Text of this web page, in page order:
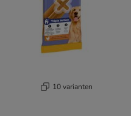
10 varianten